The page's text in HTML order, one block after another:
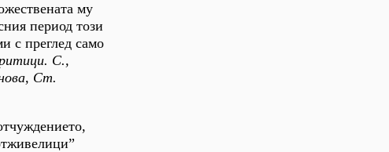
му
период този
с преглед само
С.,
Ст.